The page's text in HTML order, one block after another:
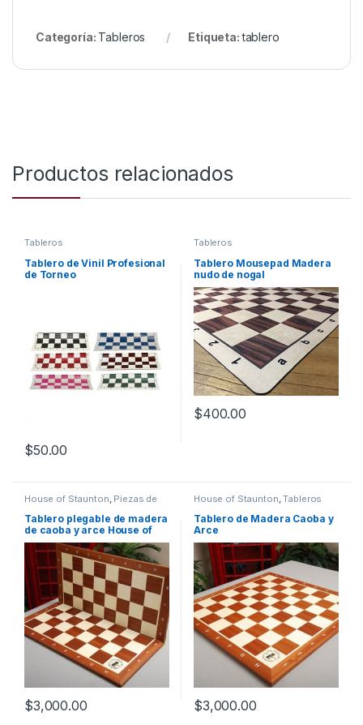
Categoría: Tableros Etiqueta:tablero
Productos relacionados
Tableros
Tablero de Vinil Profesional
de Torneo
$50.00
Tableros
Tablero Mousepad Madera
nudo de nogal
$400.00
House of Staunton Piezas de
Tablero plegable de madera
de caoba y arce House of
Staunton
$3,000.00
House of Staunton ,Tableros
Tablero de Madera Caoba y
Arce
$3,000.00